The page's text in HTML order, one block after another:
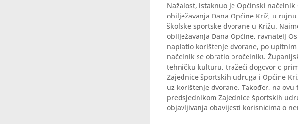
Nažalost, istaknuo je Općinski
obilježavanja Dana Općine Križ, u
školske sportske dvorane u Križu.
obilježavanja Dana Općine, ravnatelj
naplatio korištenje dvorane, po
načelnik se obratio pročelniku
tehničku kulturu, tražeći dogovor o
Zajednice športskih udruga i Općine
uz korištenje dvorane. Također, na
predsjednikom Zajednice športskih
objavljivanja obavijesti korisnicima o